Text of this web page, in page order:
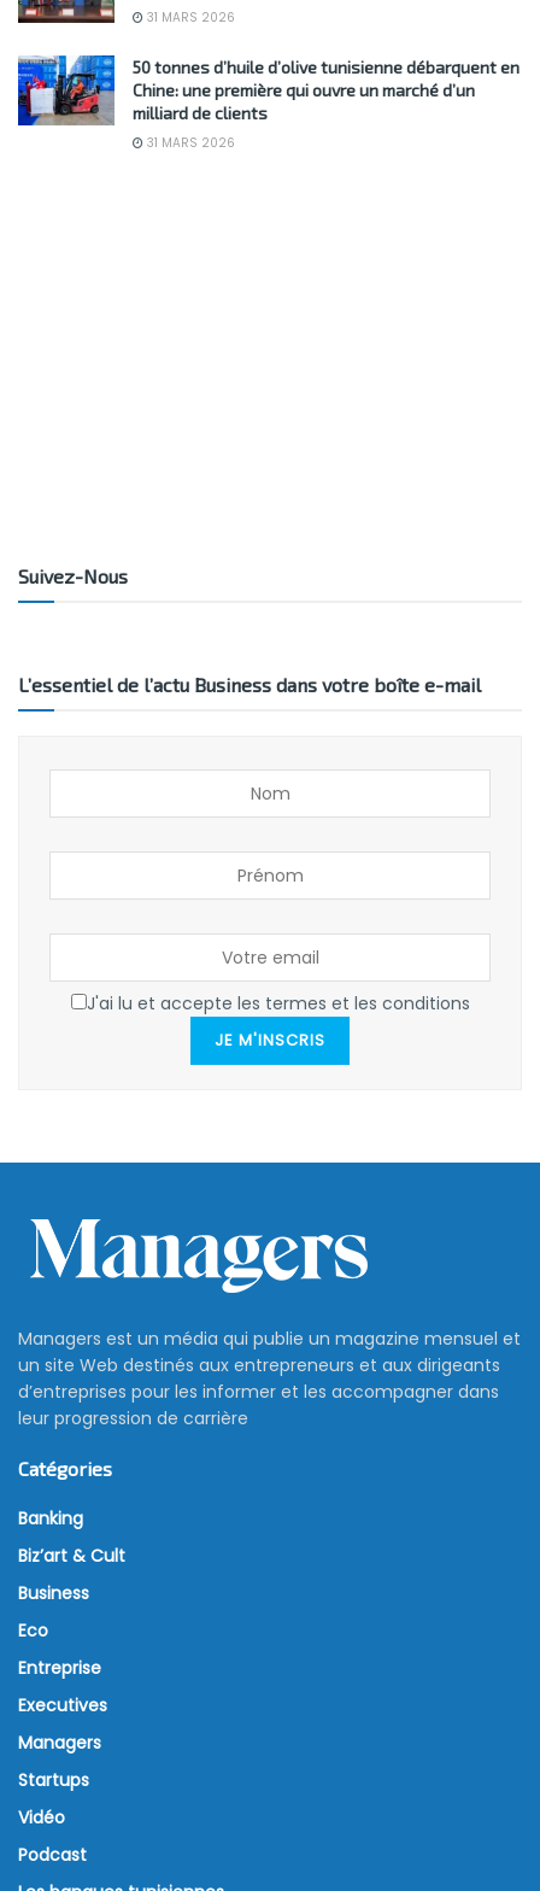
31 MARS 2026
50 tonnes d’huile d’olive tunisienne débarquent en
Chine: une première qui ouvre un marché d’un
milliard de clients
31 MARS 2026
Suivez-Nous
L’essentiel de l’actu Business dans votre boîte e-mail
J'ai lu et accepte les termes et les conditions
JE M'INSCRIS
Managers est un média qui publie un magazine mensuel et
un site Web destinés aux entrepreneurs et aux dirigeants
d’entreprises pour les informer et les accompagner dans
leur progression de carrière
Catégories
Banking
Biz’art & Cult
Business
Eco
Entreprise
Executives
Managers
Startups
Vidéo
Podcast